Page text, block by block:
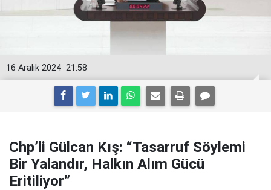
21:58
16 Aralık 2024
Chp’li Gülcan Kış: “Tasarruf Söylemi
Bir Yalandır, Halkın Alım Gücü
Eritiliyor”